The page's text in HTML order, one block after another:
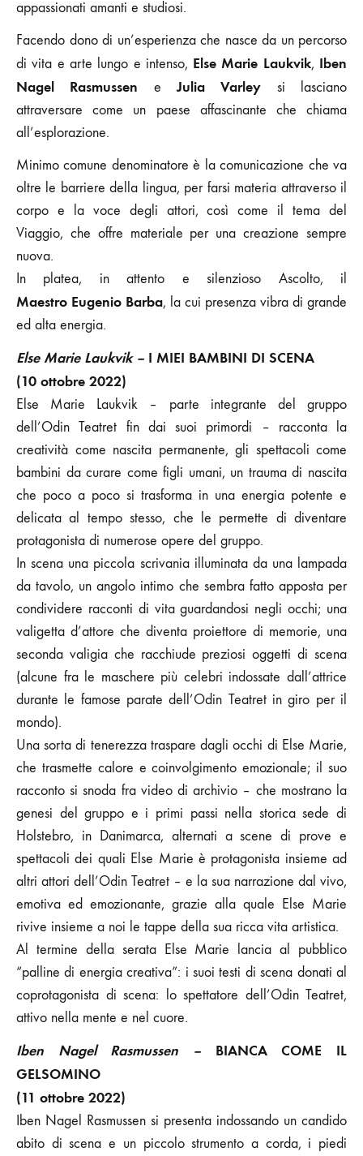
appassionati amanti e studiosi.
Facendo dono di un’esperienza che nasce da un percorso
di vita e arte lungo e intenso, Else Marie Laukvik, Iben
Nagel Rasmussen eJulia Varley si lasciano
attraversare come un paese affascinante che chiama
all’esplorazione.
Minimo comune denominatore è la comunicazione che va
oltre le barriere della lingua, per farsi materia attraverso il
corpo e la voce degli attori, così come il tema del
Viaggio, che offre materiale per una creazione sempre
nuova.
In platea, in attento e silenzioso Ascolto, il
Maestro Eugenio Barba, la cui presenza vibra di grande
ed alta energia.
Else Marie Laukvik – I MIEI BAMBINI DI SCENA
(10 ottobre 2022)
Else Marie Laukvik – parte integrante del gruppo
dell’Odin Teatret fin dai suoi primordi – racconta la
creatività come nascita permanente, gli spettacoli come
bambini da curare come figli umani, un trauma di nascita
che poco a poco si trasforma in una energia potente e
delicata al tempo stesso, che le permette di diventare
protagonista di numerose opere del gruppo.
In scena una piccola scrivania illuminata da una lampada
da tavolo, un angolo intimo che sembra fatto apposta per
condividere racconti di vita guardandosi negli occhi; una
valigetta d’attore che diventa proiettore di memorie, una
seconda valigia che racchiude preziosi oggetti di scena
(alcune fra le maschere più celebri indossate dall’attrice
durante le famose parate dell’Odin Teatret in giro per il
mondo).
Una sorta di tenerezza traspare dagli occhi di Else Marie,
che trasmette calore e coinvolgimento emozionale; il suo
racconto si snoda fra video di archivio – che mostrano la
genesi del gruppo e i primi passi nella storica sede di
Holstebro, in Danimarca, alternati a scene di prove e
spettacoli dei quali Else Marie è protagonista insieme ad
altri attori dell’Odin Teatret – e la sua narrazione dal vivo,
emotiva ed emozionante, grazie alla quale Else Marie
rivive insieme a noi le tappe della sua ricca vita artistica.
Al termine della serata Else Marie lancia al pubblico
“palline di energia creativa”: i suoi testi di scena donati al
coprotagonista di scena: lo spettatore dell’Odin Teatret,
attivo nella mente e nel cuore.
Iben Nagel Rasmussen – BIANCA COME IL
GELSOMINO
(11 ottobre 2022)
Iben Nagel Rasmussen si presenta indossando un candido
abito di scena e un piccolo strumento a corda, i piedi